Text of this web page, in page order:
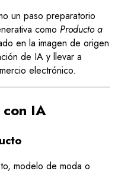
un paso preparatorio
como Producto a
en la imagen de origen
de IA y llevar a
electrónico.
con IA
modelo de moda o